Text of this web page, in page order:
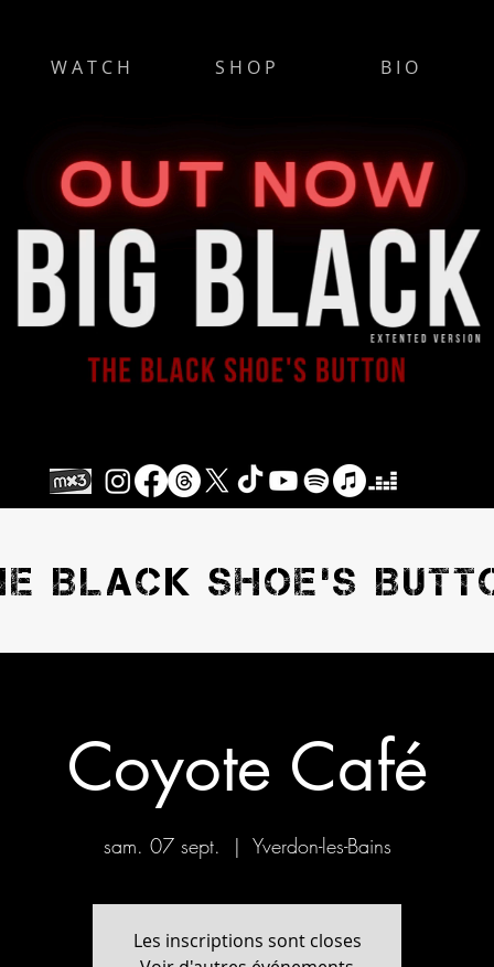
W A T C H S H O P B I O
BLACK SHOE'S
Coyote Café
sam. 07 sept.
  |
Yverdon-les-Bains
Les inscriptions sont closes